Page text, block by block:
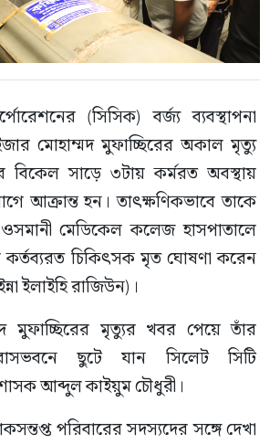
(সিসিক) বর্জ্য ব্যবস্থাপনা
মোহাম্মদ মুফাচ্ছিরের অকাল মৃত্যু
বিকেল সাড়ে ৩টায় কর্মরত অবস্থায়
আক্রান্ত হন। তাৎক্ষণিকভাবে তাকে
মেডিকেল কলেজ হাসপাতালে
কর্তব্যরত চিকিৎসক মৃত ঘোষণা করেন
ইলাইহি রাজিউন)।
মুফাচ্ছিরের মৃত্যুর খবর পেয়ে তাঁর
ছুটে যান সিলেট সিটি
আব্দুল কাইয়ুম চৌধুরী।
পরিবারের সদস্যদের সঙ্গে দেখা